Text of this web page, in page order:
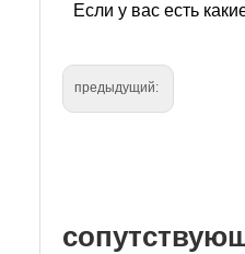
Если у вас есть
предыдущий: